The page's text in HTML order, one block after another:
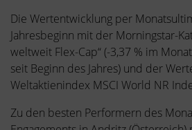
Die Wertentwicklung per
Jahresbeginn mit der Morningstar-
weltweit Flex-Cap“ (-3,37 % im
seit Beginn des Jahres) und der
Weltaktienindex MSCI World NR
Zu den besten Performern des